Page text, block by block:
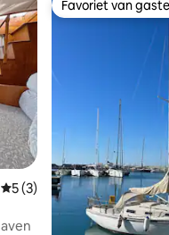
Gemiddelde beoordeling
5 (3)
Favoriet van
Favoriet van